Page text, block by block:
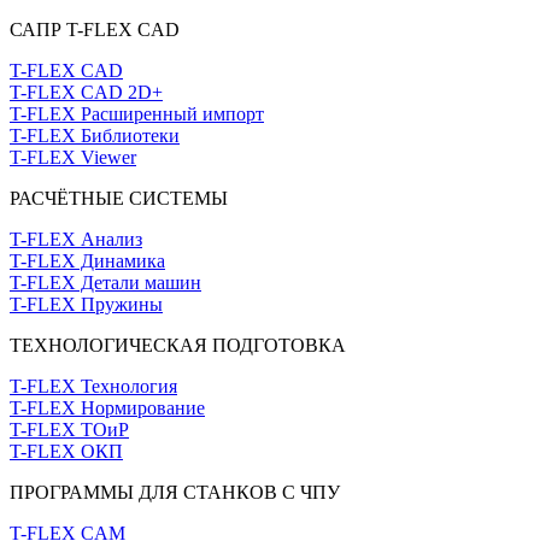
САПР T-FLEX CAD
T-FLEX CAD
T-FLEX CAD 2D+
T-FLEX Расширенный импорт
T-FLEX Библиотеки
T-FLEX Viewer
РАСЧЁТНЫЕ СИСТЕМЫ
T-FLEX Анализ
T-FLEX Динамика
T-FLEX Детали машин
T-FLEX Пружины
ТЕХНОЛОГИЧЕСКАЯ ПОДГОТОВКА
T-FLEX Технология
T-FLEX Нормирование
T-FLEX ТОиР
T-FLEX ОКП
ПРОГРАММЫ ДЛЯ СТАНКОВ С ЧПУ
T-FLEX CAM